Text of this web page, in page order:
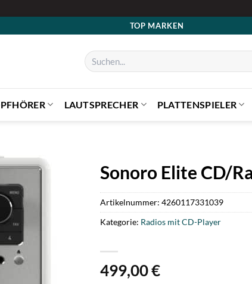
TOP MARKEN
Suchen
nach:
LAUTSPRECHER PLATTENSPIELER
Sonoro Elite CD/
499,00€
Artikelnummer: 4260117331039
Kategorie: Radios mit CD-Player